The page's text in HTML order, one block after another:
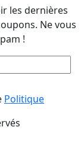
les dernières
Ne vous
!
Politique